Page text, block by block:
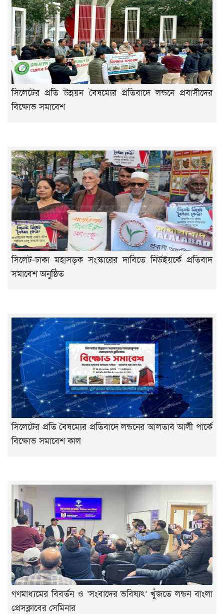
সিলেটের প্রতি উন্নয়ন বৈষম্যের প্রতিবাদে লন্ডনে প্রবাসীদের
বিক্ষোভ সমাবেশ
সিলেট-ঢাকা মহাসড়ক সংস্কারের দাবিতে নিউইয়র্কে প্রতিবাদ
সমাবেশ অনুষ্ঠিত
সিলেটের প্রতি বৈষম্যের প্রতিবাদে লন্ডনের আলতাব আলী পার্কে
বিক্ষোভ সমাবেশ কাল
গণমাধ্যমের বিবর্তন ও ‘সংবাদের ভবিষ্যৎ’ খুঁজতে লন্ডন বাংলা
প্রেসক্লাবের সেমিনার